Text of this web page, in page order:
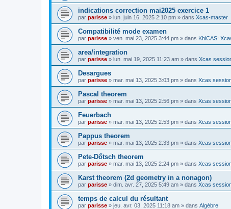
indications correction mai2025 exercice 1
par parisse » lun. juin 16, 2025 2:10 pm » dans Xcas-master
Compatibilité mode examen
par parisse » ven. mai 23, 2025 3:44 pm » dans KhiCAS:
area/integration
par parisse » lun. mai 19, 2025 11:23 am » dans Xcas
Desargues
par parisse » mar. mai 13, 2025 3:03 pm » dans Xcas
Pascal theorem
par parisse » mar. mai 13, 2025 2:56 pm » dans Xcas
Feuerbach
par parisse » mar. mai 13, 2025 2:53 pm » dans Xcas
Pappus theorem
par parisse » mar. mai 13, 2025 2:33 pm » dans Xcas
Pete-Dőtsch theorem
par parisse » mar. mai 13, 2025 2:24 pm » dans Xcas
Karst theorem (2d geometry in a nonagon)
par parisse » dim. avr. 27, 2025 5:49 am » dans Xcas
temps de calcul du résultant
par parisse » jeu. avr. 03, 2025 11:18 am » dans Algèbre